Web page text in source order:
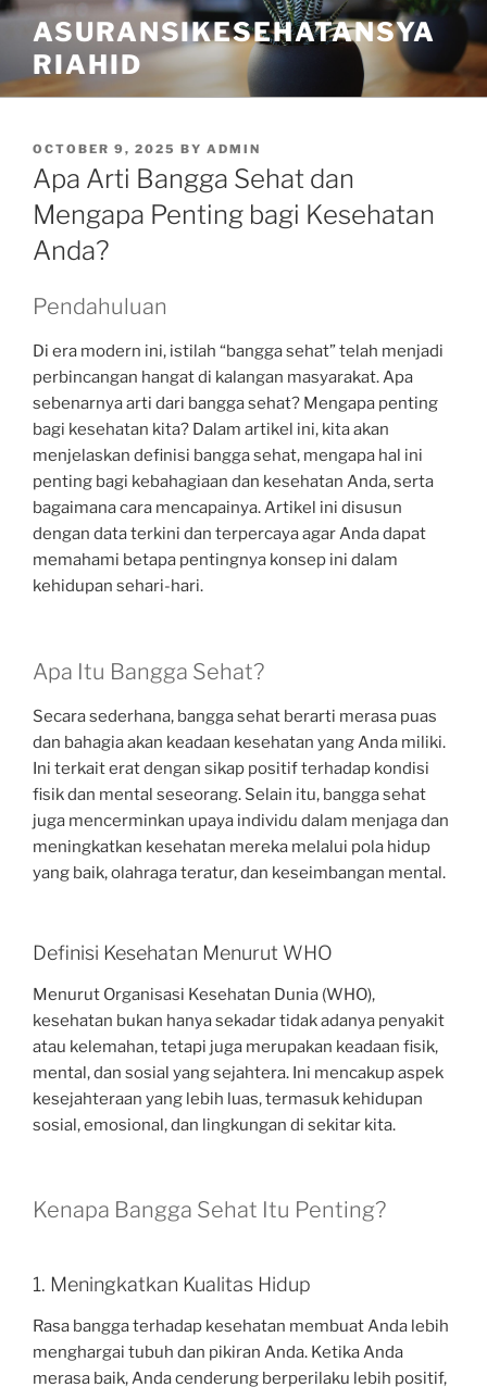
Skip
content
ASURANSIKESEHATANSYA
RIAHID
POSTED
ON
OCTOBER 9, 2025 BY ADMIN
Apa Arti Bangga Sehat dan
Mengapa Penting bagi Kesehatan
Anda?
Pendahuluan
Di era modern ini, istilah “bangga sehat” telah menjadi
perbincangan hangat di kalangan masyarakat. Apa
sebenarnya arti dari bangga sehat? Mengapa penting
bagi kesehatan kita? Dalam artikel ini, kita akan
menjelaskan definisi bangga sehat, mengapa hal ini
penting bagi kebahagiaan dan kesehatan Anda, serta
bagaimana cara mencapainya. Artikel ini disusun
dengan data terkini dan terpercaya agar Anda dapat
memahami betapa pentingnya konsep ini dalam
kehidupan sehari-hari.
Apa Itu Bangga Sehat?
Secara sederhana, bangga sehat berarti merasa puas
dan bahagia akan keadaan kesehatan yang Anda miliki.
Ini terkait erat dengan sikap positif terhadap kondisi
fisik dan mental seseorang. Selain itu, bangga sehat
juga mencerminkan upaya individu dalam menjaga dan
meningkatkan kesehatan mereka melalui pola hidup
yang baik, olahraga teratur, dan keseimbangan mental.
Definisi Kesehatan Menurut WHO
Menurut Organisasi Kesehatan Dunia (WHO),
kesehatan bukan hanya sekadar tidak adanya penyakit
atau kelemahan, tetapi juga merupakan keadaan fisik,
mental, dan sosial yang sejahtera. Ini mencakup aspek
kesejahteraan yang lebih luas, termasuk kehidupan
sosial, emosional, dan lingkungan di sekitar kita.
Kenapa Bangga Sehat Itu Penting?
1. Meningkatkan Kualitas Hidup
Rasa bangga terhadap kesehatan membuat Anda lebih
menghargai tubuh dan pikiran Anda. Ketika Anda
merasa baik, Anda cenderung berperilaku lebih positif,